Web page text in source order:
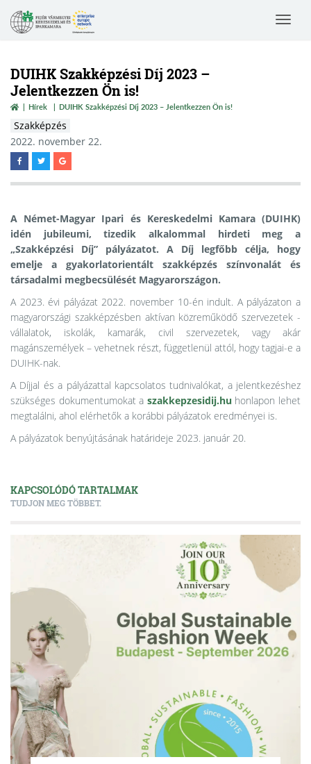
Toggle
DUIHK Szakképzési Díj 2023 –
Jelentkezzen Ön is!
Hírek DUIHK Szakképzési Díj 2023 – Jelentkezzen Ön is!
Szakképzés
2022. november 22.
A Német-Magyar Ipari és Kereskedelmi Kamara (DUIHK)
idén jubileumi, tizedik alkalommal hirdeti meg a
„Szakképzési Díj” pályázatot. A Díj legfőbb célja, hogy
emelje a gyakorlatorientált szakképzés színvonalát és
társadalmi megbecsülését Magyarországon.
A 2023. évi pályázat 2022. november 10-én indult. A pályázaton a
magyarországi szakképzésben aktívan közreműködő szervezetek -
vállalatok, iskolák, kamarák, civil szervezetek, vagy akár
magánszemélyek – vehetnek részt, függetlenül attól, hogy tagjai-e a
DUIHK-nak.
A Díjjal és a pályázattal kapcsolatos tudnivalókat, a jelentkezéshez
szükséges dokumentumokat a szakkepzesidij.hu honlapon lehet
megtalálni, ahol elérhetők a korábbi pályázatok eredményei is.
A pályázatok benyújtásának határideje 2023. január 20.
KAPCSOLÓDÓ TARTALMAK
TUDJON MEG TÖBBET.